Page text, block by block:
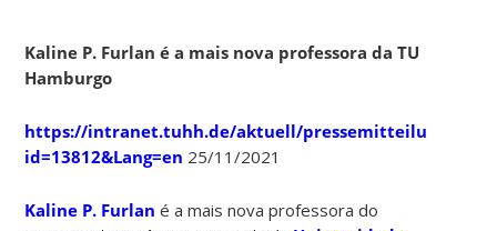
Kaline P. Furlan é a mais nova professora da TU
Hamburgo
https://intranet.tuhh.de/aktuell/
id=13812&Lang=en 25/11/2021
Kaline P. Furlan é a mais nova professora do